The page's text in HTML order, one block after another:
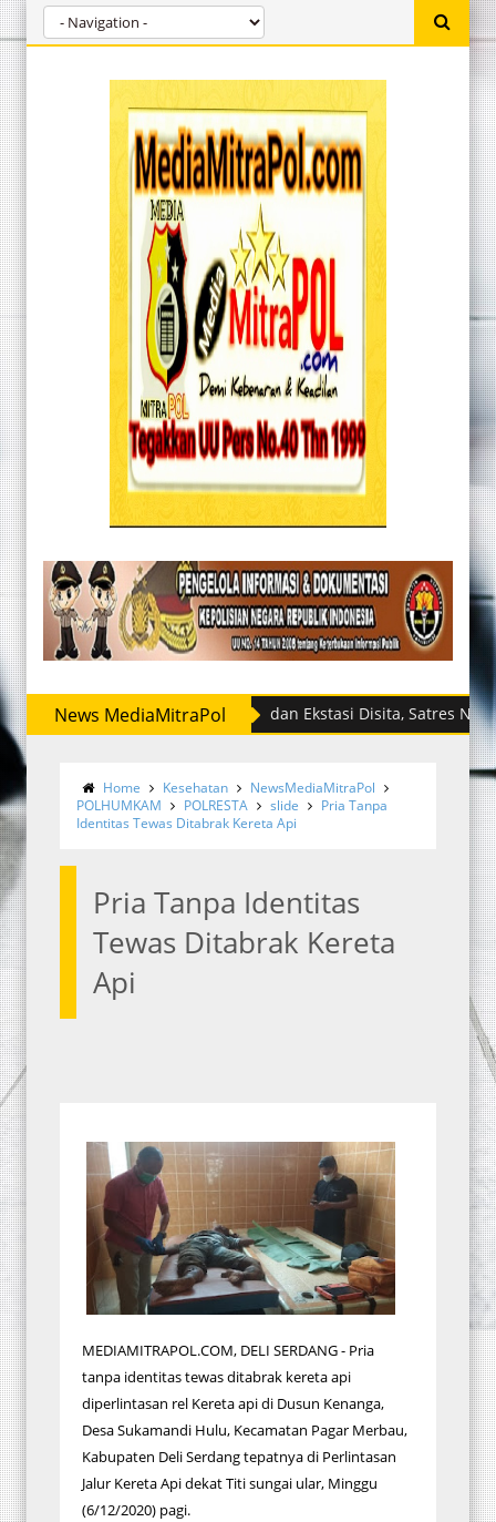
News MediaMitraPolSabu dan Ekstasi Disita, Satres Narkoba
Home Kesehatan
NewsMediaMitraPol
POLHUMKAM
POLRESTA slide
Pria Tanpa
Identitas Tewas Ditabrak Kereta Api
Pria Tanpa Identitas
Tewas Ditabrak Kereta
Api
MEDIAMITRAPOL.COM, DELI SERDANG - Pria
tanpa identitas tewas ditabrak kereta api
diperlintasan rel Kereta api di Dusun Kenanga,
Desa Sukamandi Hulu, Kecamatan Pagar Merbau,
Kabupaten Deli Serdang tepatnya di Perlintasan
Jalur Kereta Api dekat Titi sungai ular, Minggu
(6/12/2020) pagi.